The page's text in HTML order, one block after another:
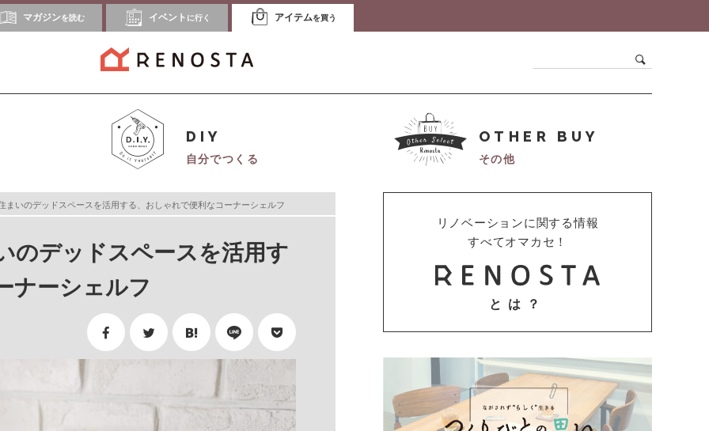
マガジンを読む イベント に行く アイテムを買う
DIY
自分でつくる
OTHER BUY
その他
まいのデッドスペースを活用する、おしゃれで便利なコーナーシェルフ
のデッドスペースを活用す
ナーシェルフ
リノベーションに関する情報
すべてオマカセ！
とは？